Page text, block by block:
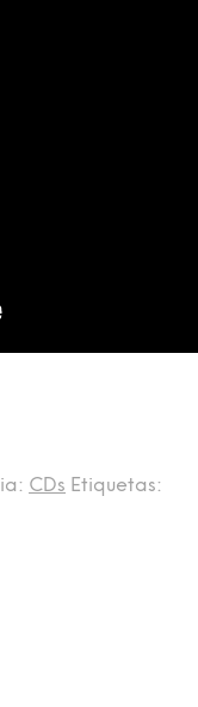
CDs Etiquetas: